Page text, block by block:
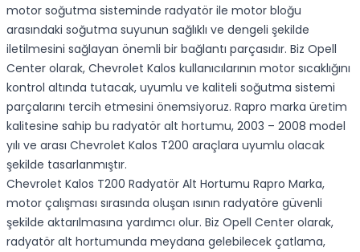
motor soğutma sisteminde radyatör ile motor bloğu
arasındaki soğutma suyunun sağlıklı ve dengeli şekilde
iletilmesini sağlayan önemli bir bağlantı parçasıdır. Biz Opell
Center olarak, Chevrolet Kalos kullanıcılarının motor sıcaklığını
kontrol altında tutacak, uyumlu ve kaliteli soğutma sistemi
parçalarını tercih etmesini önemsiyoruz. Rapro marka üretim
kalitesine sahip bu radyatör alt hortumu, 2003 – 2008 model
yılı ve arası Chevrolet Kalos T200 araçlara uyumlu olacak
şekilde tasarlanmıştır.
Chevrolet Kalos T200 Radyatör Alt Hortumu Rapro Marka,
motor çalışması sırasında oluşan ısının radyatöre güvenli
şekilde aktarılmasına yardımcı olur. Biz Opell Center olarak,
radyatör alt hortumunda meydana gelebilecek çatlama,